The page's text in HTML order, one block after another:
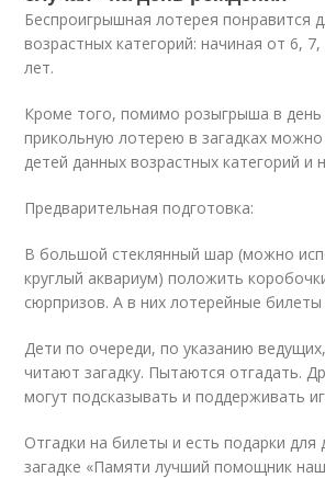
Беспроигрышная лотерея понравится
возрастных категорий: начиная от 6,
лет.
Кроме того, помимо розыгрыша в
прикольную лотерею в загадках
детей данных возрастных категорий и
Предварительная подготовка:
В большой стеклянный шар (можно
круглый аквариум) положить
сюрпризов. А в них лотерейные билеты
Дети по очереди, по указанию
читают загадку. Пытаются отгадать.
могут подсказывать и поддерживать
Отгадки на билеты и есть подарки для
загадке «Памяти лучший помощник